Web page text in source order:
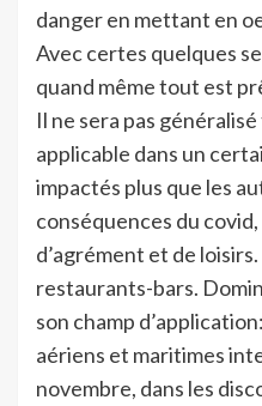
danger en mettant en
Avec certes quelques
quand même tout est
Il ne sera pas
applicable dans un
impactés plus que les
conséquences du
d’agrément et de
restaurants-bars.
son champ
aériens et maritimes
novembre, dans les